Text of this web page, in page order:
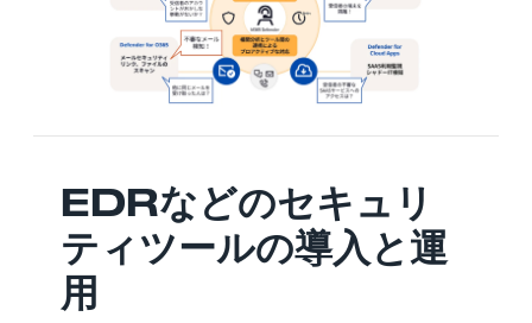
EDRなどのセキュリ
ティツールの導入と運
用